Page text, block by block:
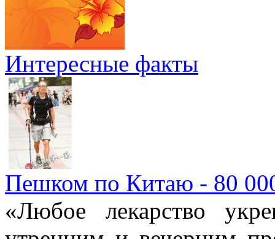
Интересные факты
Пешком по Китаю - 80
«Любое лекарство